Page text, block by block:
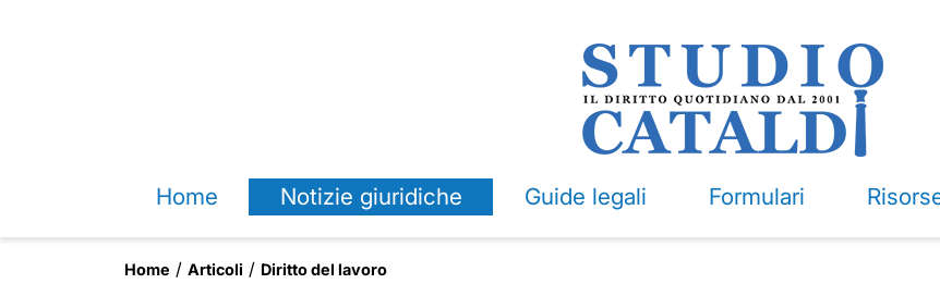
Home Notizie giuridiche Guide legali Formulari
Home Articoli Diritto del lavoro